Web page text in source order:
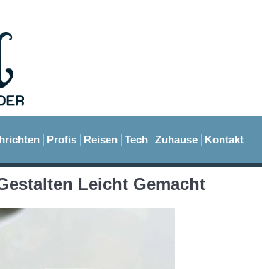
Profis Reisen Tech Zuhause Kontakt
Leicht Gemacht